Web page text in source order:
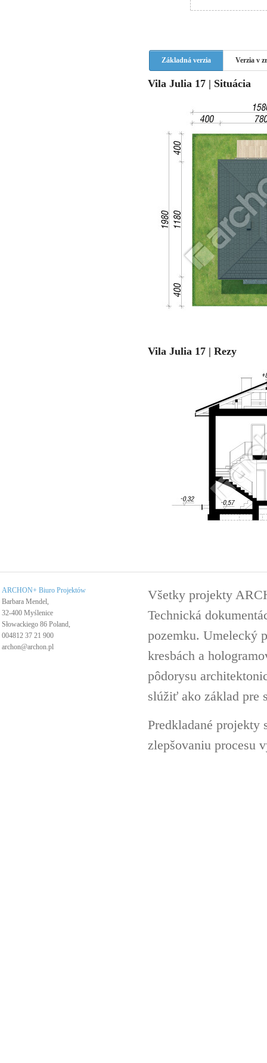
Základná verzia Verzia v
Vila Julia 17 | Situácia
Vila Julia 17 | Rezy
ARCHON+ Biuro Projektów
Barbara Mendel,
32-400 Myślenice
Słowackiego 86 Poland,
004812 37 21 900
archon@archon.pl
Všetky projekty
Technická
pozemku. Umelecký
kresbách a
pôdorysu
slúžiť ako základ pre
Predkladané
zlepšovaniu procesu